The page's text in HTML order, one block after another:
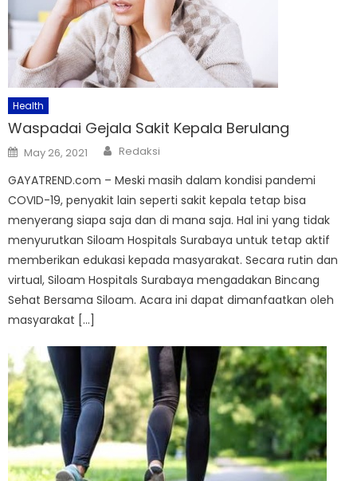
Health
Waspadai Gejala Sakit Kepala Berulang
Posted
on
May 26, 2021 Author
Redaksi
GAYATREND.com – Meski masih dalam kondisi pandemi
COVID-19, penyakit lain seperti sakit kepala tetap bisa
menyerang siapa saja dan di mana saja. Hal ini yang tidak
menyurutkan Siloam Hospitals Surabaya untuk tetap aktif
memberikan edukasi kepada masyarakat. Secara rutin dan
virtual, Siloam Hospitals Surabaya mengadakan Bincang
Sehat Bersama Siloam. Acara ini dapat dimanfaatkan oleh
masyarakat […]